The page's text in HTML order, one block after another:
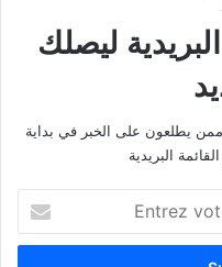
ليصلك
يطلعون على الخبر في بداية
البريدية
t